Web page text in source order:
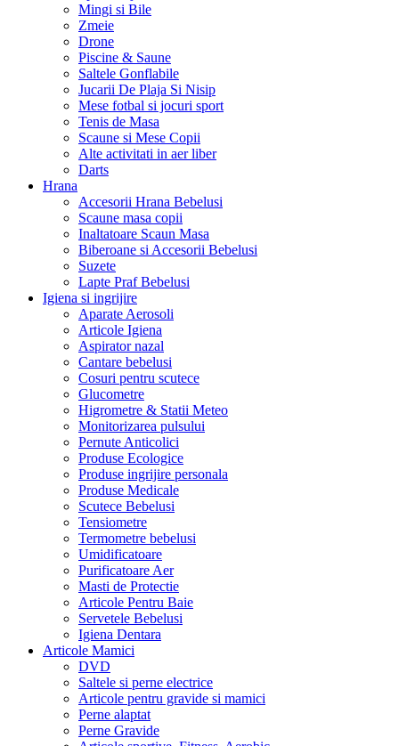
Mingi si Bile
Zmeie
Drone
Piscine & Saune
Saltele Gonflabile
Jucarii De Plaja Si Nisip
Mese fotbal si jocuri sport
Tenis de Masa
Scaune si Mese Copii
Alte activitati in aer liber
Darts
Hrana
Accesorii Hrana Bebelusi
Scaune masa copii
Inaltatoare Scaun Masa
Biberoane si Accesorii Bebelusi
Suzete
Lapte Praf Bebelusi
Igiena si ingrijire
Aparate Aerosoli
Articole Igiena
Aspirator nazal
Cantare bebelusi
Cosuri pentru scutece
Glucometre
Higrometre & Statii Meteo
Monitorizarea pulsului
Pernute Anticolici
Produse Ecologice
Produse ingrijire personala
Produse Medicale
Scutece Bebelusi
Tensiometre
Termometre bebelusi
Umidificatoare
Purificatoare Aer
Masti de Protectie
Articole Pentru Baie
Servetele Bebelusi
Igiena Dentara
Articole Mamici
DVD
Saltele si perne electrice
Articole pentru gravide si mamici
Perne alaptat
Perne Gravide